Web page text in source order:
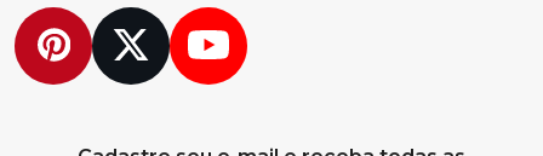
Pinterest
TwitterYouTube